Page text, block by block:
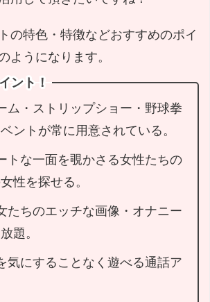
の特色・特徴などおすすめのポイ
ようになります。
ント！
ム・ストリップショー・野球拳
ントが常に用意されている。
トな一面を覗かさる女性たちの
性を探せる。
たちのエッチな画像・オナニー
題。
気にすることなく遊べる通話ア